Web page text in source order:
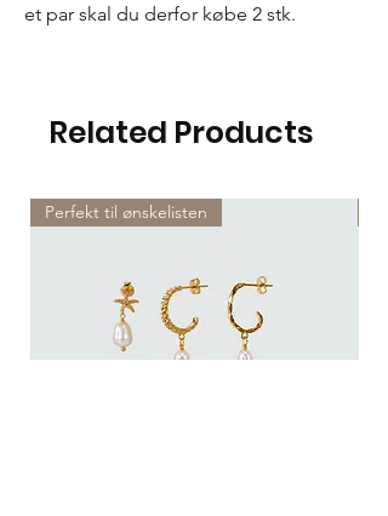
et par skal du derfor købe 2 stk.
Related Products
Perfekt til ønskelisten